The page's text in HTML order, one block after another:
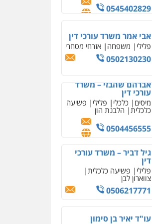
אברהם שהבזי – משרד
מיסים כלכלי פלילי פשיעה
כלכלית הלבנת הון
גיל דביר – משרד עורכי
דין
פלילי פשיעה כלכלית
צווארון לבן
0506217771
עו"ד יאיר בן סימון
פלילי תעבורה אזרחי
נזיקין ביטוח
0505719060
חנא בולוס – משרד עורכי
מחיקת כתבות מגוגל
ודחיקת אזכורים שליליים
שירותים מקצועיים לעורכי
0522508109
אחסון אתרים
מהירות הגנה גיבוי
תמיכה שירותים מקצועיים
לעורכי דין
מרכז התחלה חדשה
אסירים עבירות מין
שירותים מקצועיים לעורכי
דין
0544500346
מאיה בלום, עו"ס,
טיפול ושיקום
טיפול בהתמכרויות
שירותים מקצועיים לעורכי